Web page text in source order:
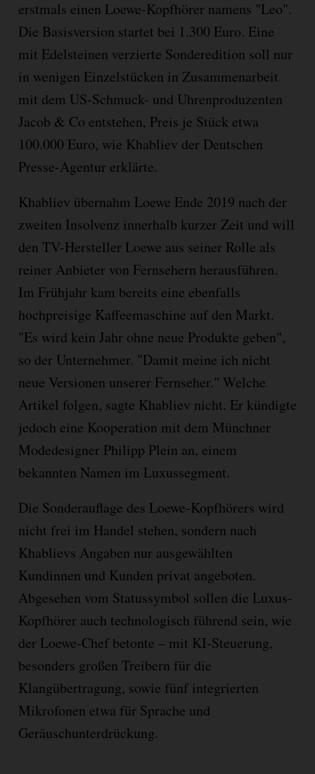
erstmals einen Loewe-Kopfhörer namens "Leo".
Die Basisversion startet bei 1.300 Euro. Eine
mit Edelsteinen verzierte Sonderedition soll nur
in wenigen Einzelstücken in Zusammenarbeit
mit dem US-Schmuck- und Uhrenproduzenten
Jacob & Co entstehen, Preis je Stück etwa
100.000 Euro, wie Khabliev der Deutschen
Presse-Agentur erklärte.
Khabliev übernahm Loewe Ende 2019 nach der
zweiten Insolvenz innerhalb kurzer Zeit und will
den TV-Hersteller Loewe aus seiner Rolle als
reiner Anbieter von Fernsehern herausführen.
Im Frühjahr kam bereits eine ebenfalls
hochpreisige Kaffeemaschine auf den Markt.
"Es wird kein Jahr ohne neue Produkte geben",
so der Unternehmer. "Damit meine ich nicht
neue Versionen unserer Fernseher." Welche
Artikel folgen, sagte Khabliev nicht. Er kündigte
jedoch eine Kooperation mit dem Münchner
Modedesigner Philipp Plein an, einem
bekannten Namen im Luxussegment.
Die Sonderauflage des Loewe-Kopfhörers wird
nicht frei im Handel stehen, sondern nach
Khablievs Angaben nur ausgewählten
Kundinnen und Kunden privat angeboten.
Abgesehen vom Statussymbol sollen die Luxus-
Kopfhörer auch technologisch führend sein, wie
der Loewe-Chef betonte – mit KI-Steuerung,
besonders großen Treibern für die
Klangübertragung, sowie fünf integrierten
Mikrofonen etwa für Sprache und
Geräuschunterdrückung.